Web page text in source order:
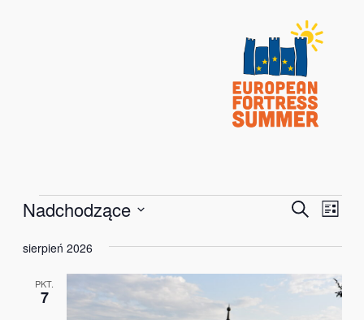
Wydarzenia
po
SzukajLista
Nadchodzące
datę.
sierpień 2026
PKT.
7